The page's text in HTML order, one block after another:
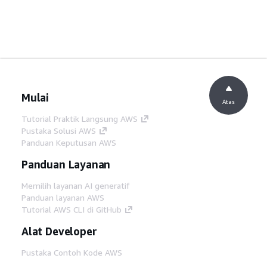
Mulai
Tutorial Praktik Langsung AWS
Pustaka Solusi AWS
Panduan Keputusan AWS
Panduan Layanan
Memilih layanan AI generatif
Panduan layanan AWS
Tutorial AWS CLI di GitHub
Alat Developer
Pustaka Contoh Kode AWS
Atas